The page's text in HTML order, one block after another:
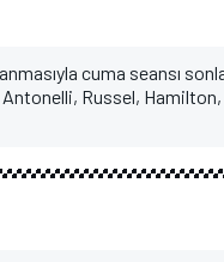
cuma seansı
Russel, Hamilton,